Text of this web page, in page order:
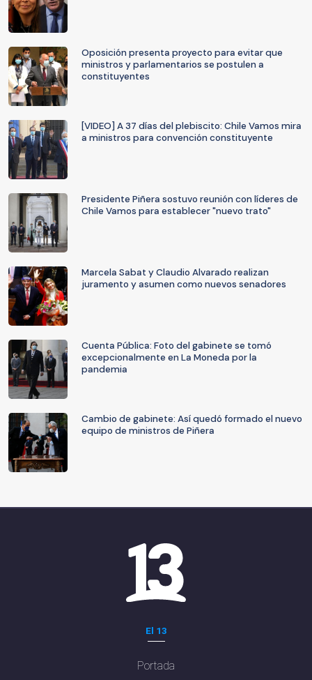
Oposición presenta proyecto para evitar que
ministros y parlamentarios se postulen a
constituyentes
[VIDEO] A 37 días del plebiscito: Chile Vamos mira
a ministros para convención constituyente
Presidente Piñera sostuvo reunión con líderes de
Chile Vamos para establecer "nuevo trato"
Marcela Sabat y Claudio Alvarado realizan
juramento y asumen como nuevos senadores
Cuenta Pública: Foto del gabinete se tomó
excepcionalmente en La Moneda por la
pandemia
Cambio de gabinete: Así quedó formado el nuevo
equipo de ministros de Piñera
El 13
Portada